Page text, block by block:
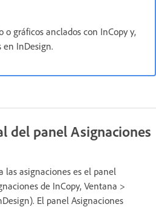
gráficos anclados con InCopy y,
InDesign.
del panel Asignaciones
asignaciones es el panel
de InCopy, Ventana >
El panel Asignaciones